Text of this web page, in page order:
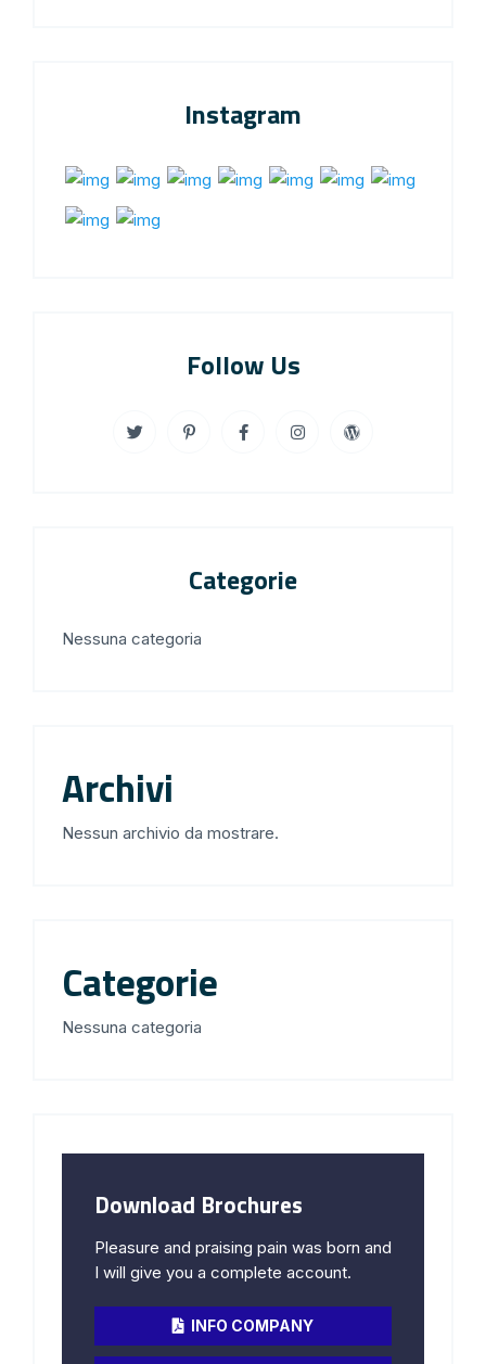
Instagram
Follow Us
Categorie
Nessuna categoria
Archivi
Nessun archivio da mostrare.
Categorie
Nessuna categoria
Download Brochures
Pleasure and praising pain was born and
I will give you a complete account.
INFO COMPANY